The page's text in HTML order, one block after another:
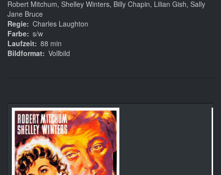
Robert Mitchum, Shelley Winters, Billy Chapin, Lilian Gish, Sally
Jane Bruce
Regie Charles Laughton
Farbe s/w
Laufzeit 88 min
Bildformat Vollbild